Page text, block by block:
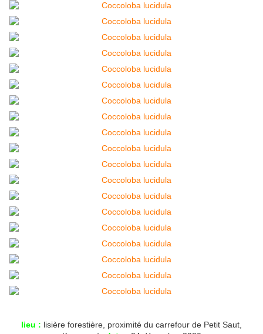
lieu : lisière forestière, proximité du carrefour de Petit Saut,